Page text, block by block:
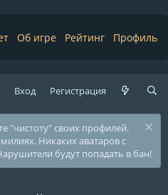
Об игре Рейтинг Профиль
Вход Регистрация
"чистоту" своих профилей.
Никаких аватаров с
будут попадать в бан!